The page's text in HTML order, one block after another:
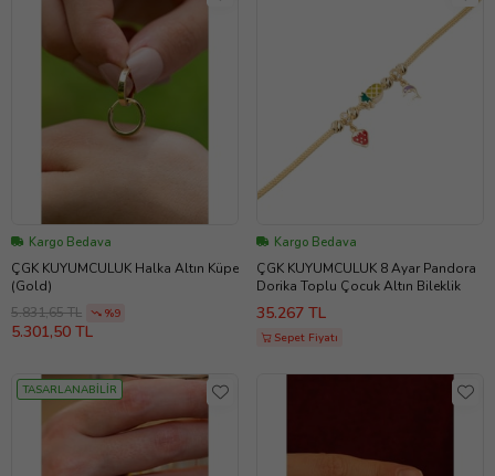
Kargo Bedava
ÇGK KUYUMCULUK Halka Altın Küpe
(Gold)
5.831,65 TL
%9
5.301,50 TL
Kargo Bedava
ÇGK KUYUMCULUK 8 Ayar Pandora
Dorika Toplu Çocuk Altın Bileklik
35.267 TL
Sepet Fiyatı
TASARLANABİLİR